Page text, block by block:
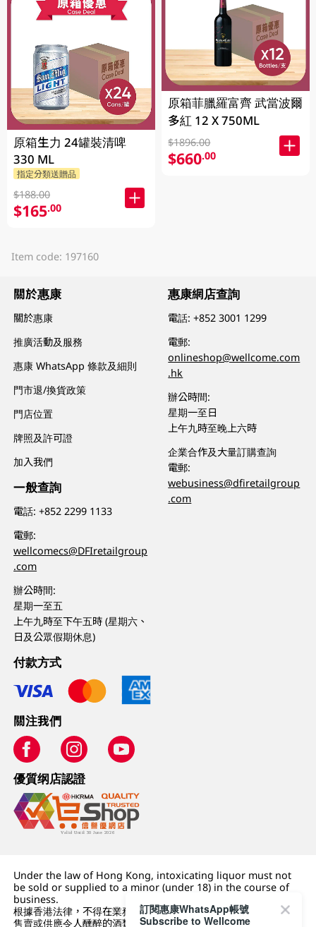
原箱生力 24罐裝清啤
330 ML
指定分類送贈品
$188.00
$165.00
原箱菲臘羅富齊 武當波爾
多紅 12 X 750ML
$1896.00
$660.00
Item code: 197160
關於惠康
關於惠康
推廣活動及服務
惠康 WhatsApp 條款及細則
門市退/換貨政策
門店位置
牌照及許可證
加入我們
一般查詢
電話:+852 2299 1133
電郵:
wellcomecs@DFIretailgroup
.com
辦公時間:
星期一至五
上午九時至下午五時 (星期六、
日及公眾假期休息)
惠康網店查詢
電話:+852 3001 1299
電郵:
onlineshop@wellcome.com
.hk
辦公時間:
星期一至日
上午九時至晚上六時
企業合作及大量訂購查詢
電郵:
webusiness@dfiretailgroup
.com
付款方式
關注我們
優質纲店認證
Under the law of Hong Kong, intoxicating liquor must not
be sold or supplied to a minor (under 18) in the course of
business.
根據香港法律，不得在業務過程中，向未成年人 (18 歲以下人士)
售賣或供應令人醺醉的酒類。
訂閱惠康WhatsApp帳號
Subscribe to Wellcome